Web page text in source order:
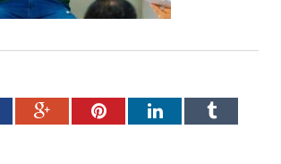
Google+PinterestLinkedInTumblr